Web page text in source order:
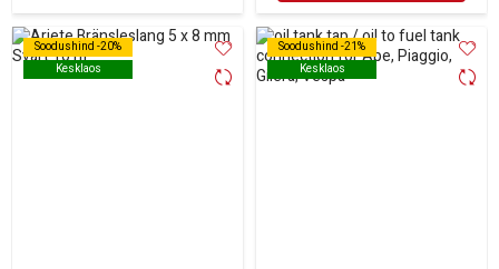
Soodushind -20%
Kesklaos
Soodushind -20%
Kesklaos
Soodushind -21%
Kesklaos
Soodushind -21%
Kesklaos